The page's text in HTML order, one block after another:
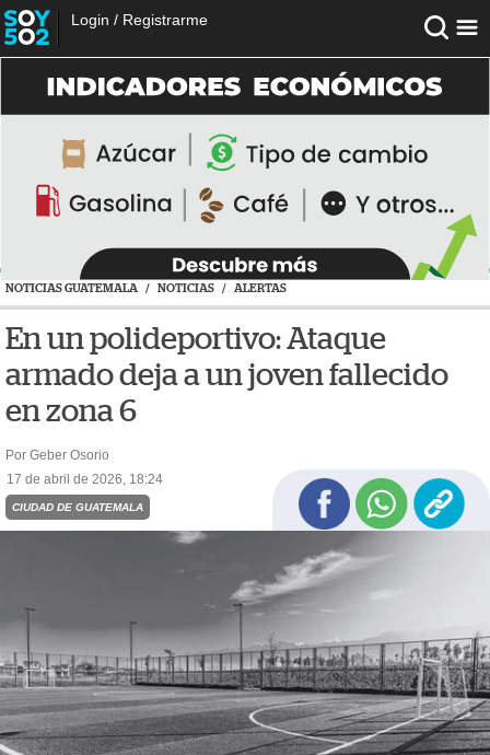
Login / Registrarme
NOTICIAS GUATEMALA / NOTICIAS / ALERTAS
En un polideportivo: Ataque
armado deja a un joven fallecido
en zona 6
Por Geber Osorio
17 de abril de 2026, 18:24
CIUDAD DE GUATEMALA